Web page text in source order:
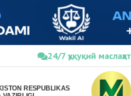
24/7 ҳуқуқий маслаҳат